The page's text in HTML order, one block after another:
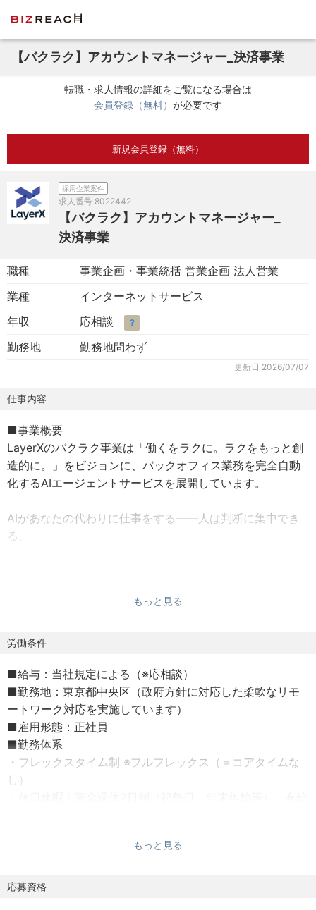
【バクラク】アカウントマネージャー_決済事業
転職・求人情報の詳細をご覧になる場合は
会員登録（無料） が必要です
新規会員登録（無料）
採用企業案件
求人番号 8022442
【バクラク】アカウントマネージャー_
決済事業
職種
事業企画・事業統括 営業企画 法人営業
業種
インターネットサービス
年収
応相談 ？
勤務地 勤務地問わず
更新日 2026/07/07
仕事内容
■事業概要
LayerXのバクラク事業は「働くをラクに。ラクをもっと創
造的に。」をビジョンに、バックオフィス業務を完全自動
化するAIエージェントサービスを展開しています。
AIがあなたの代わりに仕事をする——人は判断に集中でき
る。
ジェント」、勤怠・工数・給与を一体化した「人事労務エ
実行まで担います。担当者は完了結果を確認するだけ。月
ンフラを提供しています。
すでに20,000社以上に導入され、サービス継続率は99%以
上。2026年1月にはARR100億円を達成し、AIエージェント
による経済活動のデジタル化をさらに加速させています。
「圧倒的に使いやすいプロダクトを届ける」という信念は
■募集背景
もっと見る
労働条件
■給与：当社規定による（※応相談）
■勤務地：東京都中央区（政府方針に対応した柔軟なリモ
ートワーク対応を実施しています）
■雇用形態：正社員
■勤務体系
・フレックスタイム制 ※フルフレックス（＝コアタイムな
し）
※その他、相談に応じてメンバーの状況に配慮した働き方を
くご相談ください。
もっと見る
応募資格